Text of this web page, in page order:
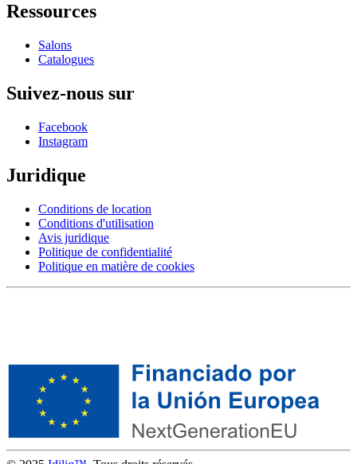
Ressources
Salons
Catalogues
Suivez-nous sur
Facebook
Instagram
Juridique
Conditions de location
Conditions d'utilisation
Avis juridique
Politique de confidentialité
Politique en matière de cookies